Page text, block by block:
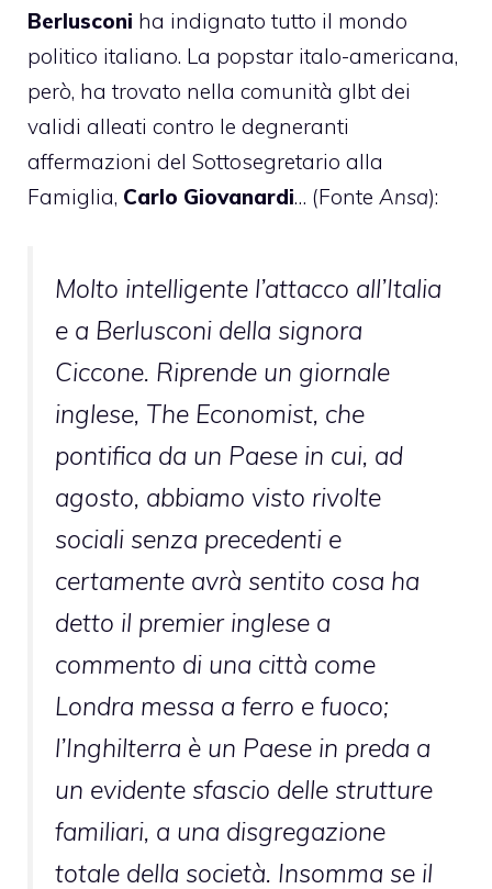
Berlusconi ha indignato tutto il mondo
politico italiano. La popstar italo-americana,
però, ha trovato nella comunità glbt dei
validi alleati contro le degneranti
affermazioni del Sottosegretario alla
Famiglia, Carlo Giovanardi… (Fonte Ansa):
Molto intelligente l’attacco all’Italia
e a Berlusconi della signora
Ciccone. Riprende un giornale
inglese, The Economist, che
pontifica da un Paese in cui, ad
agosto, abbiamo visto rivolte
sociali senza precedenti e
certamente avrà sentito cosa ha
detto il premier inglese a
commento di una città come
Londra messa a ferro e fuoco;
l’Inghilterra è un Paese in preda a
un evidente sfascio delle strutture
familiari, a una disgregazione
totale della società. Insomma se il